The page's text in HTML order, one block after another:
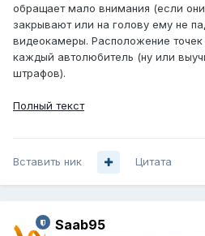
обращает мало внимания (если
закрывают или на голову ему не
видеокамеры. Расположение
каждый автолюбитель (ну или
штрафов).
Полный текст
Вставить ник Цитата
Saab95